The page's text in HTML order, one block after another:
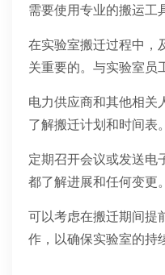
需要使用专业的搬运工
在实验室搬迁过程中，
关重要的。与实验室员
电力供应商和其他相关
了解搬迁计划和时间表
定期召开会议或发送电
都了解进展和任何变更
可以考虑在搬迁期间提
作，以确保实验室的持